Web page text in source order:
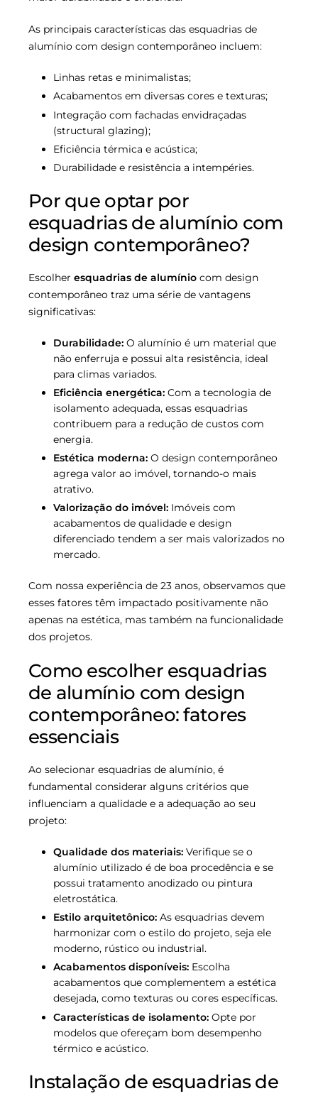
As principais características das esquadrias de
alumínio com design contemporâneo incluem:
Linhas retas e minimalistas;
Acabamentos em diversas cores e texturas;
Integração com fachadas envidraçadas
(structural glazing);
Eficiência térmica e acústica;
Durabilidade e resistência a intempéries.
Por que optar por
esquadrias de alumínio com
design contemporâneo?
Escolher esquadrias de alumínio com design
contemporâneo traz uma série de vantagens
significativas:
Durabilidade: O alumínio é um material que
não enferruja e possui alta resistência, ideal
para climas variados.
Eficiência energética: Com a tecnologia de
isolamento adequada, essas esquadrias
contribuem para a redução de custos com
energia.
Estética moderna: O design contemporâneo
agrega valor ao imóvel, tornando-o mais
atrativo.
Valorização do imóvel: Imóveis com
acabamentos de qualidade e design
diferenciado tendem a ser mais valorizados no
mercado.
Com nossa experiência de 23 anos, observamos que
esses fatores têm impactado positivamente não
apenas na estética, mas também na funcionalidade
dos projetos.
Como escolher esquadrias
de alumínio com design
contemporâneo: fatores
essenciais
Ao selecionar esquadrias de alumínio, é
fundamental considerar alguns critérios que
influenciam a qualidade e a adequação ao seu
projeto:
Qualidade dos materiais: Verifique se o
alumínio utilizado é de boa procedência e se
possui tratamento anodizado ou pintura
eletrostática.
Estilo arquitetônico: As esquadrias devem
harmonizar com o estilo do projeto, seja ele
moderno, rústico ou industrial.
Acabamentos disponíveis: Escolha
acabamentos que complementem a estética
desejada, como texturas ou cores específicas.
Características de isolamento: Opte por
modelos que ofereçam bom desempenho
térmico e acústico.
Instalação de esquadrias de